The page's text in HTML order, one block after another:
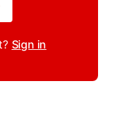
Sign in